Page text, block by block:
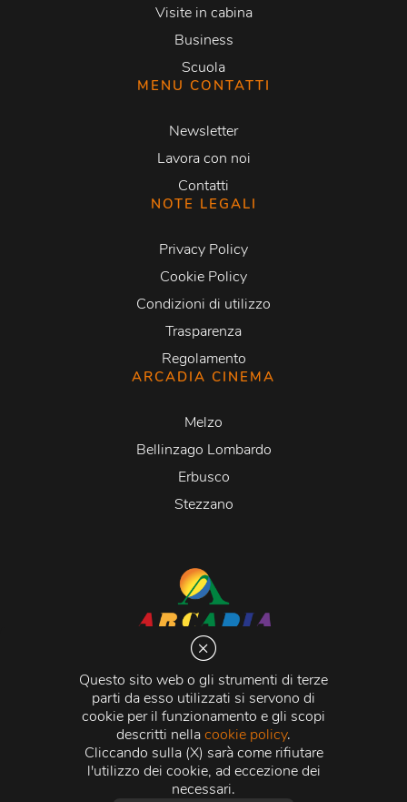
Questo sito web o gli strumenti di terze
parti da esso utilizzati si servono di
cookie per il funzionamento e gli scopi
descritti nellacookie policy.
Cliccando sulla (X) sarà come rifiutare
l'utilizzo dei cookie, ad eccezione dei
necessari.
Visite in cabina
Business
Scuola
MENU CONTATTI
Newsletter
Lavora con noi
Contatti
NOTE LEGALI
Privacy Policy
Cookie Policy
Condizioni di utilizzo
Trasparenza
Regolamento
ARCADIA CINEMA
Melzo
Bellinzago Lombardo
Erbusco
Stezzano
Via Martiri della Libertà 20066 Melzo (MI)
C.C.I.A.A. - R.E.A di Milano n. 1427910
Registro delle Imprese di Milano n. 338392 -
Fiscale e Partita Iva11015840157 | Capitale Sociale
500.000,00 i.v.
Credits:Crea Informatica S.r.l. 2026 © Tutti i diritti
riservati.